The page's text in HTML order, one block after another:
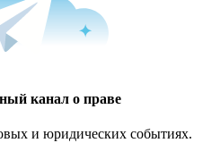
канал о праве
и юридических событиях.